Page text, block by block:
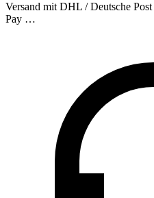
Versand mit DHL / Deutsche Post
Pay …